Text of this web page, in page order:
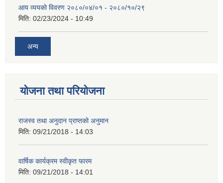
आय व्ययको विवरण २०८०/०४/०१ - २०८०/१०/२९
मिति: 02/23/2024 - 10:49
अन्य
योजना तथा परियोजना
राजस्व तथा अनुदान प्राप्तको अनुमान
मिति: 09/21/2018 - 14:03
वार्षिक कार्यक्रम स्वीकृत फारम
मिति: 09/21/2018 - 14:01